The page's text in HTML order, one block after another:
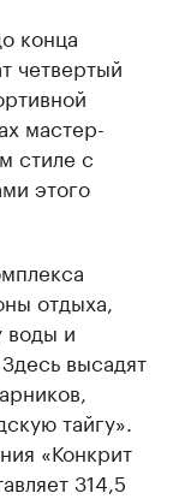
конца
четвертый
мастер-
стиле с
этого
отдыха,
воды и
высадят
тайгу».
«Конкрит
314,5